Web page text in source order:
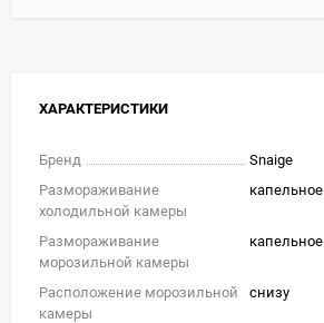
ХАРАКТЕРИСТИКИ
Бренд
Snaige
Размораживание
холодильной камеры
капельное
Размораживание
морозильной камеры
капельное
Расположение морозильной
камеры
снизу